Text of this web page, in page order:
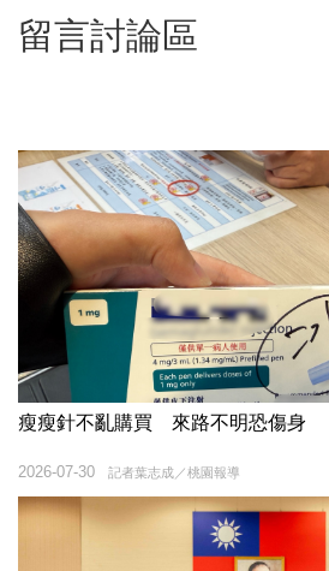
留言討論區
瘦瘦針不亂購買 來路不明恐傷身
記者葉志成／桃園報導
2026-07-30